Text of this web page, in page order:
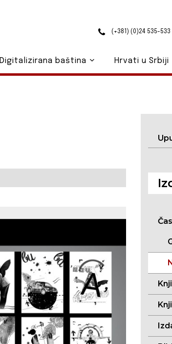
(+381) (0)24 535-533
Digitalizirana baština Hrvati u Srbiji